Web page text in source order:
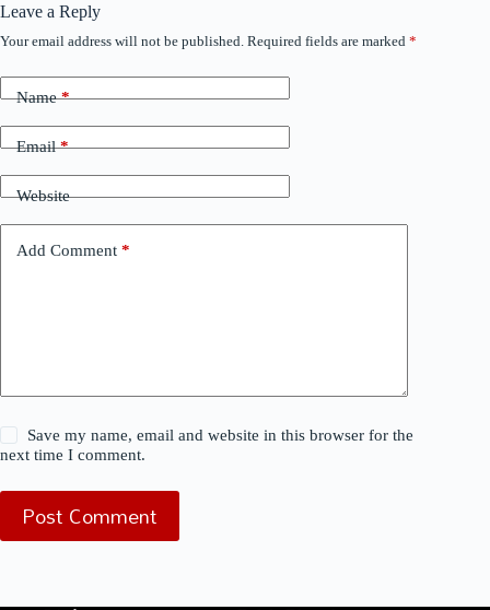
Leave a Reply
Your email address will not be published. Required fields are marked *
Name*
Email*
Website
Add Comment *
Save my name, email and website in this browser for the
next time I comment.
Post Comment